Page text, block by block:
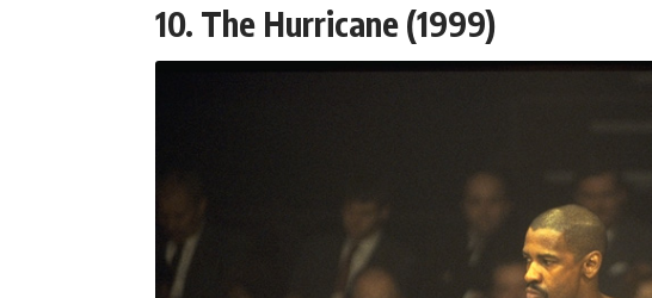
10. The Hurricane (1999)